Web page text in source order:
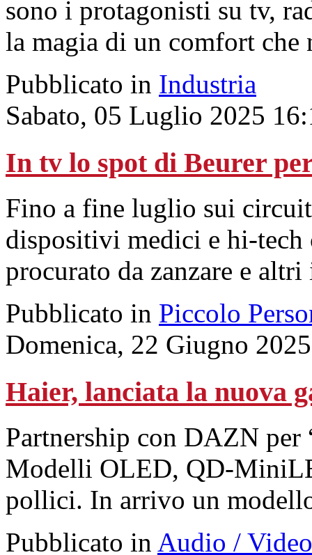
sono i protagonisti su tv,
la magia di un comfort che
Pubblicato in Industria
Sabato, 05 Luglio 2025
In tv lo spot di Beurer
Fino a fine luglio sui
dispositivi medici e hi-
procurato da zanzare e
Pubblicato in Piccolo
Domenica, 22 Giugno
Haier, lanciata la nuova
Partnership con DAZN per
Modelli OLED, QD-
pollici. In arrivo un
Pubblicato in Audio / Video